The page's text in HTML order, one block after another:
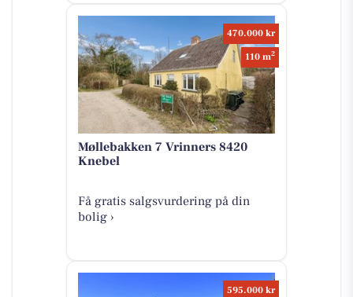
470.000 kr
110 m2
Møllebakken 7 Vrinners 8420
Knebel
Få gratis salgsvurdering på din
bolig ›
595.000 kr